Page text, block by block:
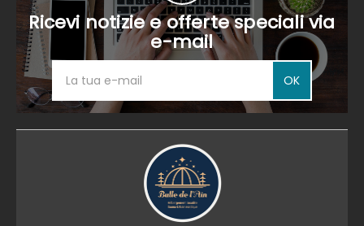
Ricevi notizie e offerte speciali via
e-mail
OK